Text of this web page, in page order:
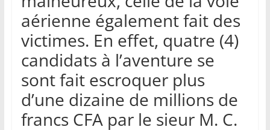
aérienne également fait des
victimes. En effet, quatre (4)
candidats à l’aventure se
sont fait escroquer plus
d’une dizaine de millions de
francs CFA par le sieur M. C.